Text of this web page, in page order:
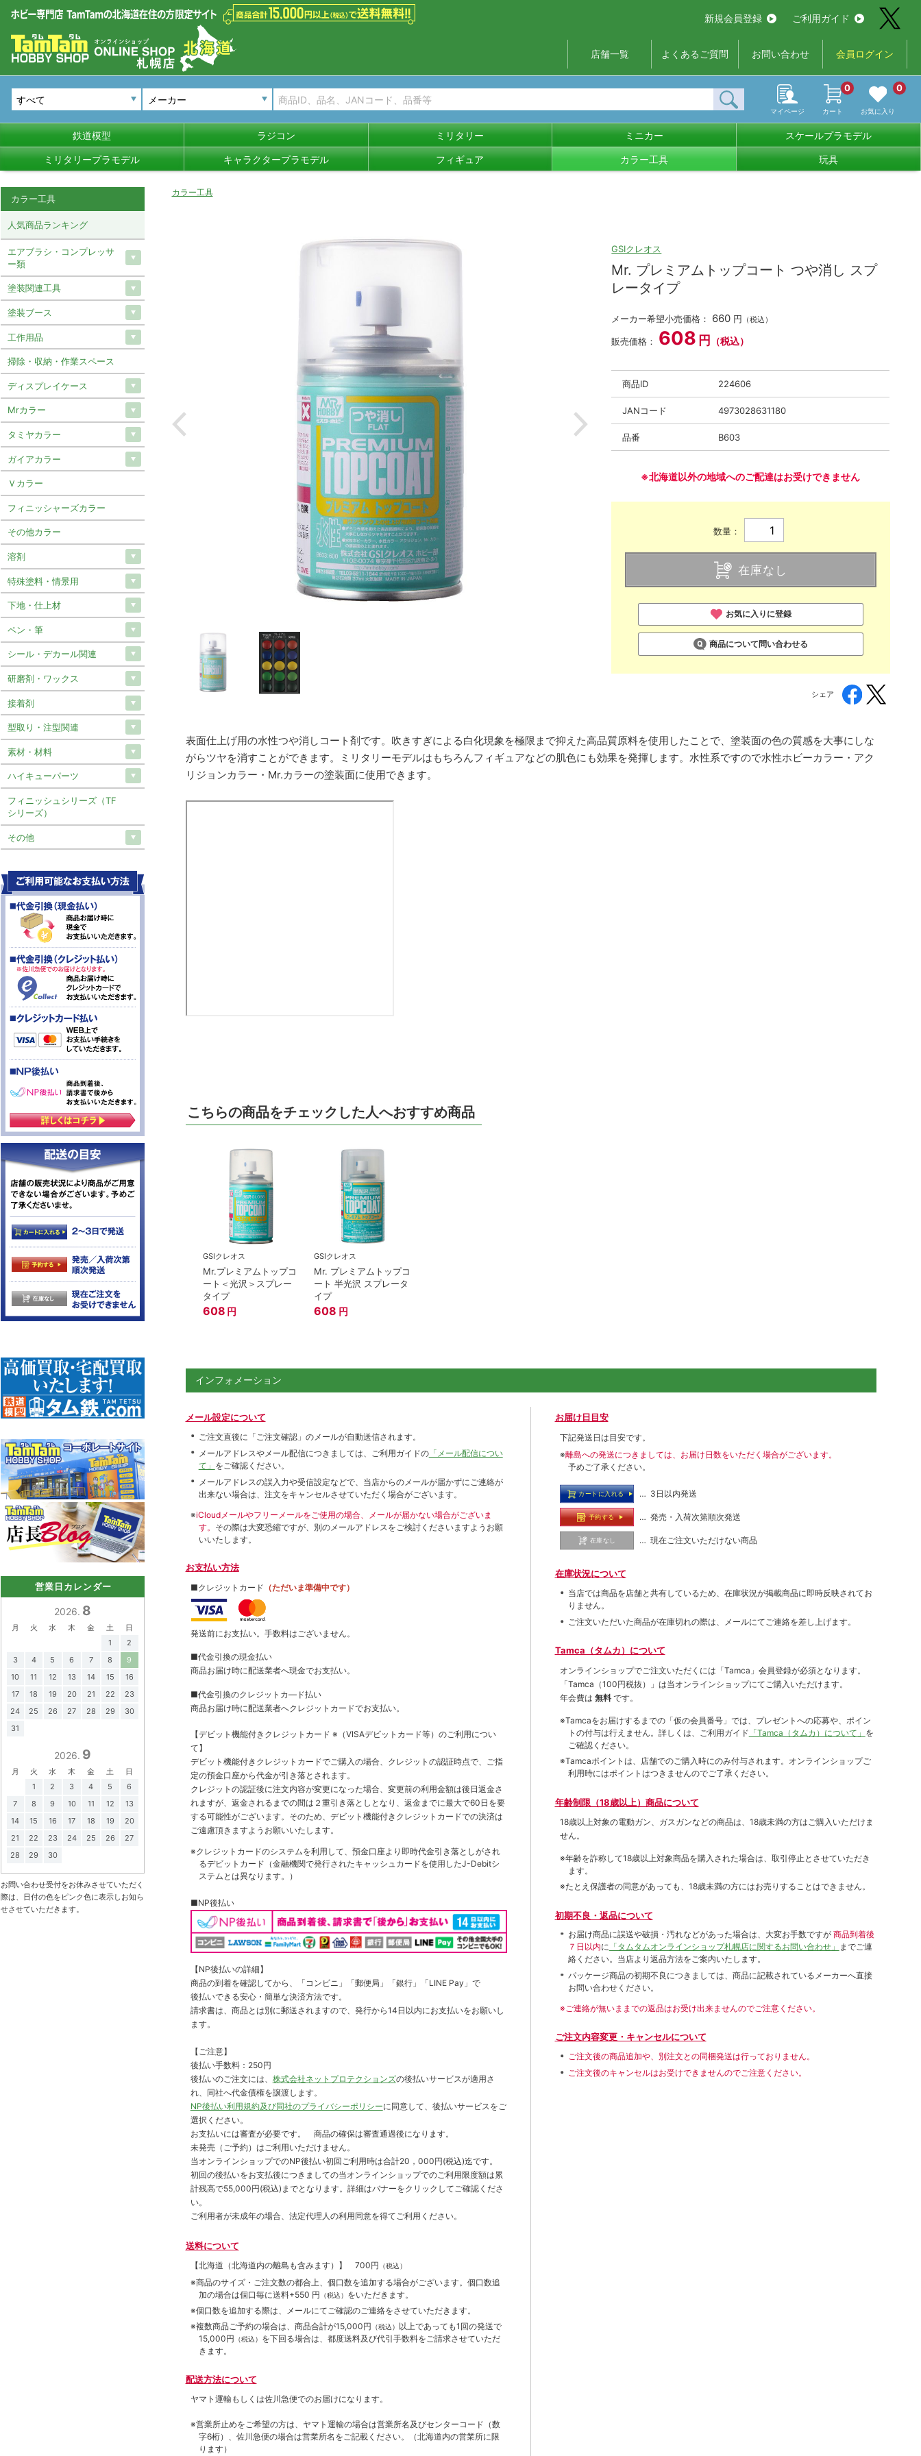
新規会員登録 ご利用ガイド
店舗一覧 よくあるご質問 お問い合わせ 会員ログイン
メーカー
マイページ カート
0
お気に入り
0
鉄道模型 ラジコン ミリタリー ミニカー スケールプラモデル
ミリタリープラモデル キャラクタープラモデル フィギュア カラー工具 玩具
カラー工具
GSIクレオス
Mr. プレミアムトップコート つや消し スプ
レータイプ
メーカー希望小売価格： 660 円 （税込）
販売価格： 608 円 （税込）
商品ID 224606
JANコード 4973028631180
品番 B603
※北海道以外の地域へのご配達はお受けできません
数量：
在庫なし
お気に入りに登録
商品について問い合わせる
シェア
表面仕上げ用の水性つや消しコート剤です。吹きすぎによる白化現象を極限まで抑えた高品質原料を使用したことで、塗装面の色の質感を大事にしな
がらツヤを消すことができます。ミリタリーモデルはもちろんフィギュアなどの肌色にも効果を発揮します。水性系ですので水性ホビーカラー・アク
リジョンカラー・Mr.カラーの塗装面に使用できます。
こちらの商品をチェックした人へおすすめ商品
GSIクレオス
Mr.プレミアムトップコ
ート＜光沢＞スプレー
タイプ
608 円
GSIクレオス
Mr. プレミアムトップコ
ート 半光沢 スプレータ
イプ
608 円
インフォメーション
メール設定について
ご注文直後に「ご注文確認」のメールが自動送信されます。
メールアドレスやメール配信につきましては、ご利用ガイドの「メール配信につい
て」 をご確認ください。
メールアドレスの誤入力や受信設定などで、当店からのメールが届かずにご連絡が
出来ない場合は、注文をキャンセルさせていただく場合がございます。
※iCloudメールやフリーメールをご使用の場合、メールが届かない場合がございま
す。 その際は大変恐縮ですが、別のメールアドレスをご検討くださいますようお願
いいたします。
お支払い方法
■クレジットカード （ただいま準備中です）
発送前にお支払い。手数料はございません。
■代金引換の現金払い
商品お届け時に配送業者へ現金でお支払い。
■代金引換のクレジットカ―ド払い
商品お届け時に配送業者へクレジットカードでお支払い。
【デビット機能付きクレジットカード ※（VISAデビットカード等） のご利用につい
て】
デビット機能付きクレジットカードでご購入の場合、クレジットの認証時点で、ご指
定の預金口座から代金が引き落とされます。
クレジットの認証後に注文内容が変更になった場合、変更前の利用金額は後日返金さ
れますが、返金されるまでの間は２重引き落としとなり、返金までに最大で60日を要
する可能性がございます。そのため、デビット機能付きクレジットカードでの決済は
ご遠慮頂きますようお願いいたします。
※クレジットカードのシステムを利用して、預金口座より即時代金引き落としがされ
るデビットカード（金融機関で発行されたキャッシュカードを使用したJ-Debitシ
ステムとは異なります。）
■NP後払い
【NP後払いの詳細】
商品の到着を確認してから、「コンビニ」「郵便局」「銀行」「LINE Pay」で
後払いできる安心・簡単な決済方法です。
請求書は、商品とは別に郵送されますので、発行から14日以内にお支払いをお願いし
ます。
【ご注意】
後払い手数料：250円
後払いのご注文には、 株式会社ネットプロテクションズの後払いサービスが適用さ
れ、同社へ代金債権を譲渡します。
NP後払い利用規約及び同社のプライバシーポリシーに同意して、後払いサービスをご
選択ください。
お支払いには審査が必要です。 商品の確保は審査通過後になります。
未発売（ご予約）はご利用いただけません。
当オンラインショップでのNP後払い初回ご利用時は合計20，000円(税込)迄です。
初回の後払いをお支払後につきましての当オンラインショップでのご利用限度額は累
計残高で55,000円(税込)までとなります。詳細はバナーをクリックしてご確認くださ
い。
ご利用者が未成年の場合、法定代理人の利用同意を得てご利用ください。
送料について
【北海道（北海道内の離島も含みます）】 700円 （税込）
※商品のサイズ・ご注文数の都合上、個口数を追加する場合がございます。個口数追
加の場合は個口毎に送料+550 円 （税込） をいただきます。
※個口数を追加する際は、メールにてご確認のご連絡をさせていただきます。
※複数商品ご予約の場合は、商品合計が15,000円 （税込） 以上であっても1回の発送で
15,000円 （税込） を下回る場合は、都度送料及び代引手数料をご請求させていただ
きます。
配送方法について
ヤマト運輸もしくは佐川急便でのお届けになります。
※営業所止めをご希望の方は、ヤマト運輸の場合は営業所名及びセンターコード（数
字6桁）、佐川急便の場合は営業所名をご記載ください。（北海道内の営業所に限
ります）
お届け日目安
下記発送日は目安です。
※離島への発送につきましては、お届け日数をいただく場合がございます。
予めご了承ください。
カートに入れる … 3日以内発送
予約する … 発売・入荷次第順次発送
在庫なし … 現在ご注文いただけない商品
在庫状況について
当店では商品を店舗と共有しているため、在庫状況が掲載商品に即時反映されてお
りません。
ご注文いただいた商品が在庫切れの際は、メールにてご連絡を差し上げます。
Tamca（タムカ）について
オンラインショップでご注⽂いただくには「Tamca」会員登録が必須となります。
「Tamca （100円税抜）
」は当オンラインショップにてご購⼊いただけます。
年会費は 無料 です。
※Tamcaをお届けするまでの「仮の会員番号」では、プレゼントへの応募や、ポイン
トの付与は⾏えません。詳しくは、ご利⽤ガイド 「Tamca（タムカ）について」 を
ご確認ください。
※Tamcaポイントは、店舗でのご購⼊時にのみ付与されます。オンラインショップご
利用時にはポイントはつきませんのでご了承ください。
年齢制限（18歳以上）商品について
18歳以上対象の電動ガン、ガスガンなどの商品は、18歳未満の方はご購入いただけま
せん。
※年齢を詐称して18歳以上対象商品を購入された場合は、取引停止とさせていただき
ます。
※たとえ保護者の同意があっても、18歳未満の方にはお売りすることはできません。
初期不良・返品について
お届け商品に誤送や破損・汚れなどがあった場合は、大変お手数ですが 商品到着後
７日以内に 「タムタムオンラインショップ札幌店に関するお問い合わせ」 までご連
絡ください。当店より返品方法をご案内いたします。
パッケージ商品の初期不良につきましては、商品に記載されているメーカーへ直接
お問い合わせください。
※ご連絡が無いままでの返品はお受け出来ませんのでご注意ください。
ご注文内容変更・キャンセルについて
ご注文後の商品追加や、別注文との同梱発送は行っておりません。
ご注文後のキャンセルはお受けできませんのでご注意ください。
カラー工具
人気商品ランキング
エアブラシ・コンプレッサ
ー類
塗装関連工具
塗装ブース
工作用品
掃除・収納・作業スペース
ディスプレイケース
Mrカラー
タミヤカラー
ガイアカラー
Ｖカラー
フィニッシャーズカラー
その他カラー
溶剤
特殊塗料・情景用
下地・仕上材
ペン・筆
シール・デカール関連
研磨剤・ワックス
接着剤
型取り・注型関連
素材・材料
ハイキューパーツ
フィニッシュシリーズ（TF
シリーズ）
その他
営業日カレンダー
2026. 8
月 火 水 木 金 土
日
1
2
3
4 5 6 7 8
9
10
11 12 13 14 15
16
17
18 19 20 21 22
23
24
25 26 27 28 29
30
31
2026. 9
月 火 水 木 金 土
日
1
2 3 4 5
6
7
8 9 10 11 12
13
14
15 16 17 18 19
20
21
22 23 24 25 26
27
28
29 30
お問い合わせ受付をお休みさせていただく
際は、日付の色をピンク色に表示しお知ら
せさせていただきます。